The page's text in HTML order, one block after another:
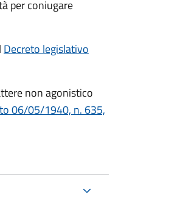
per coniugare
Decreto legislativo
non agonistico
06/05/1940, n. 635,